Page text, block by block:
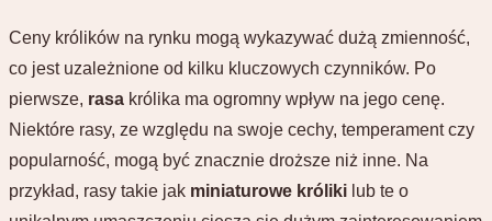
Ceny królików na rynku mogą wykazywać dużą zmienność,
co jest uzależnione od kilku kluczowych czynników. Po
pierwsze, rasa królika ma ogromny wpływ na jego cenę.
Niektóre rasy, ze względu na swoje cechy, temperament czy
popularność, mogą być znacznie droższe niż inne. Na
przykład, rasy takie jak miniaturowe króliki lub te o